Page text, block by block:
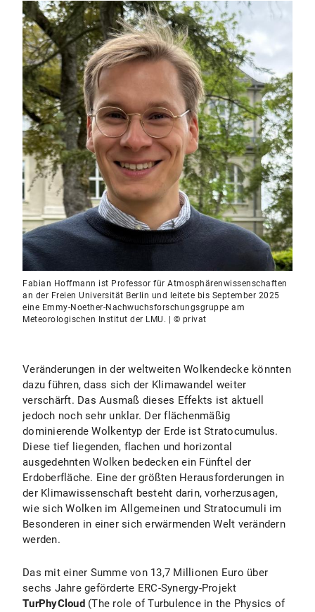
Fabian Hoffmann ist Professor für Atmosphärenwissenschaften
an der Freien Universität Berlin und leitete bis September 2025
eine Emmy-Noether-Nachwuchsforschungsgruppe am
Meteorologischen Institut der LMU. | © privat
Veränderungen in der weltweiten Wolkendecke könnten
dazu führen, dass sich der Klimawandel weiter
verschärft. Das Ausmaß dieses Effekts ist aktuell
jedoch noch sehr unklar. Der flächenmäßig
dominierende Wolkentyp der Erde ist Stratocumulus.
Diese tief liegenden, flachen und horizontal
ausgedehnten Wolken bedecken ein Fünftel der
Erdoberfläche. Eine der größten Herausforderungen in
der Klimawissenschaft besteht darin, vorherzusagen,
wie sich Wolken im Allgemeinen und Stratocumuli im
Besonderen in einer sich erwärmenden Welt verändern
werden.
Das mit einer Summe von 13,7 Millionen Euro über
sechs Jahre geförderte ERC-Synergy-Projekt
TurPhyCloud (The role of Turbulence in the Physics of